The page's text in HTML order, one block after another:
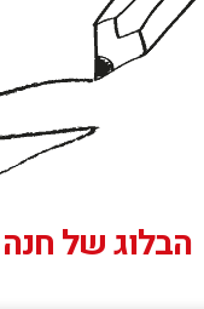
הבלוג של חנה